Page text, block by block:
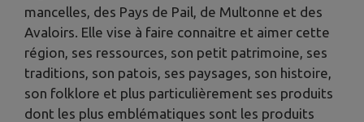
mancelles, des Pays de Pail, de Multonne et des
Avaloirs. Elle vise à faire connaitre et aimer cette
région, ses ressources, son petit patrimoine, ses
traditions, son patois, ses paysages, son histoire,
son folklore et plus particulièrement ses produits
dont les plus emblématiques sont les produits